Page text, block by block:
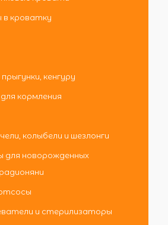
кроватку
кенгуру
кормления
колыбели и шезлонги
для новорожденных
и стерилизаторы